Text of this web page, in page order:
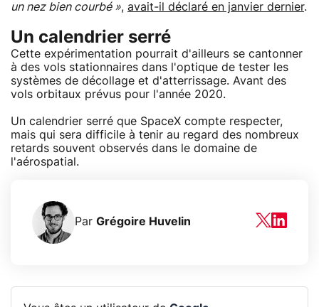
un nez bien courbé », avait-il déclaré en janvier dernier.
Un calendrier serré
Cette expérimentation pourrait d'ailleurs se cantonner
à des vols stationnaires dans l'optique de tester les
systèmes de décollage et d'atterrissage. Avant des
vols orbitaux prévus pour l'année 2020.
Un calendrier serré que SpaceX compte respecter,
mais qui sera difficile à tenir au regard des nombreux
retards souvent observés dans le domaine de
l'aérospatial.
Par Grégoire Huvelin